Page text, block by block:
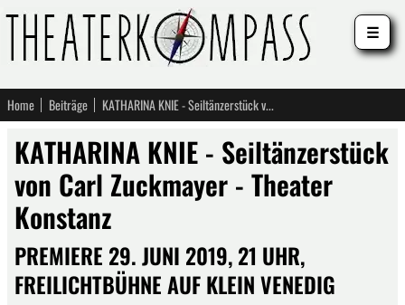
Home Beiträge KATHARINA KNIE - Seiltänzerstück von Carl Zuckmayer - Theater Konstanz
KATHARINA KNIE - Seiltänzerstück
von Carl Zuckmayer - Theater
Konstanz
PREMIERE 29. JUNI 2019, 21 UHR,
FREILICHTBÜHNE AUF KLEIN VENEDIG
☰